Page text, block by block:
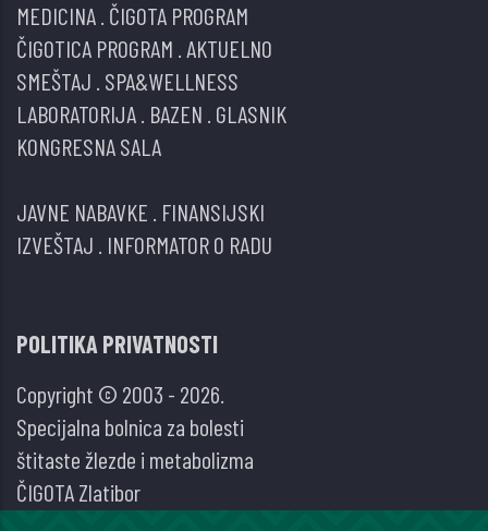
MEDICINA ČIGOTA PROGRAM
ČIGOTICA PROGRAM AKTUELNO
SMEŠTAJ SPA&WELLNESS
LABORATORIJA BAZEN GLASNIK
KONGRESNA SALA
JAVNE NABAVKE FINANSIJSKI
IZVEŠTAJ INFORMATOR O RADU
POLITIKA PRIVATNOSTI
Copyright © 2003 - 2026.
Specijalna bolnica za bolesti
štitaste žlezde i metabolizma
ČIGOTA Zlatibor